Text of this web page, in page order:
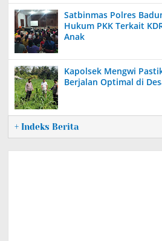
Satbinmas Polres
Hukum PKK Terkait
Anak
Kapolsek Mengwi
Berjalan Optimal di
+ Indeks Berita